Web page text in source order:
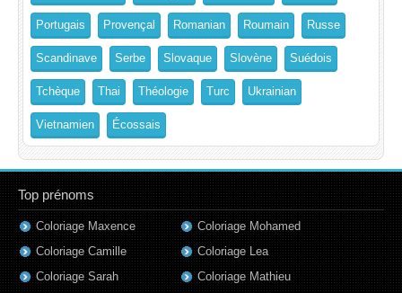
Portugais Provençal Romanian Roumain Russe
Scandinave Serbe Slovaque Slovène Suédois
Tchèque Thai Théologie Turc Ukrainian
Vietnamien Écossais
Top prénoms
Coloriage Maxence
Coloriage Camille
Coloriage Sarah
Coloriage Mohamed
Coloriage Lea
Coloriage Mathieu